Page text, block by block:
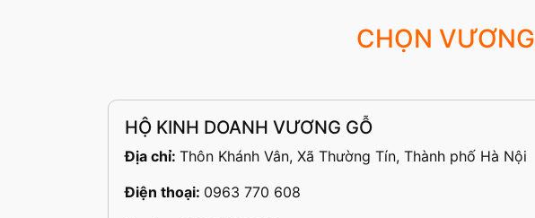
CHỌN
HỘ KINH DOANH VƯƠNG GỖ
Địa chỉ: Thôn Khánh Vân, Xã Thường Tín, Thành phố Hà Nội
Điện thoại: 0963 770 608